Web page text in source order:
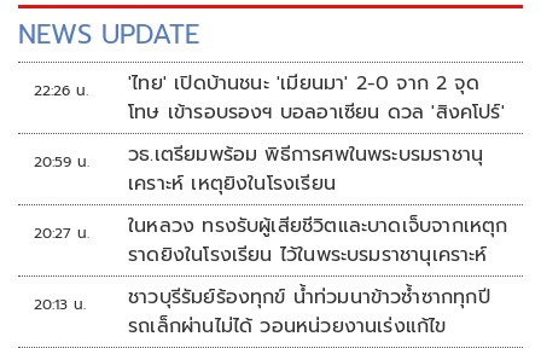
NEWS UPDATE
22:26 น.
'ไทย' เปิดบ้านชนะ 'เมียนมา' 2-0 จาก 2 จุด
โทษ เข้ารอบรองฯ บอลอาเซียน ดวล 'สิงคโปร์'
20:59 น.
วธ.เตรียมพร้อม พิธีการศพในพระบรมราชานุ
เคราะห์ เหตุยิงในโรงเรียน
20:27 น.
ในหลวง ทรงรับผู้เสียชีวิตและบาดเจ็บจากเหตุก
ราดยิงในโรงเรียน ไว้ในพระบรมราชานุเคราะห์
20:13 น.
ชาวบุรีรัมย์ร้องทุกข์ น้ำท่วมนาข้าวซ้ำซากทุกปี
รถเล็กผ่านไม่ได้ วอนหน่วยงานเร่งแก้ไข